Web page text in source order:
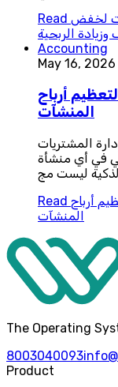
Read لخفض
وزيادة الربحية
Accounting
May 16, 2026
أرباح
المنشآت
المشتريات
في أي منشأة
ليست مج
Read أرباح
المنشآت
The Operating
8003040093
Product